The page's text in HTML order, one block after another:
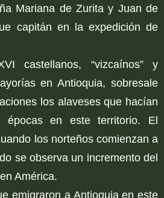
Mariana de Zurita y Juan de
capitán en la expedición de
castellanos, “vizcaínos” y
en Antioquia, sobresale
los alaveses que hacían
épocas en este territorio. El
los norteños comienzan a
se observa un incremento del
América.
emigraron a Antioquia en este